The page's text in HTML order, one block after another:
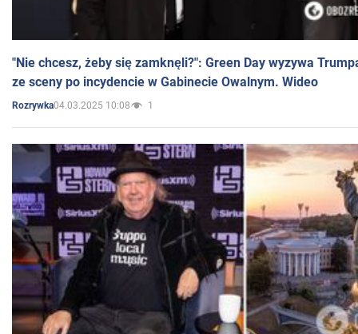
"Nie chcesz, żeby się zamknęli?": Green Day wyzywa
ze sceny po incydencie w Gabinecie Owalnym. Wideo
Rozrywka04.03.2025 10:08 1